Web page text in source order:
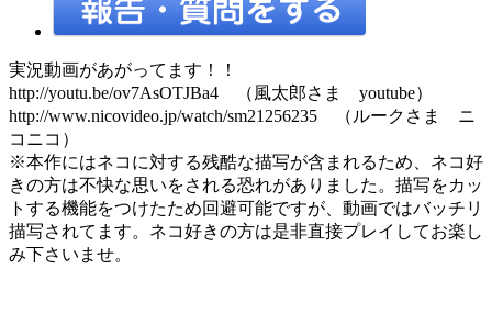
実況動画があがってます！！
http://youtu.be/ov7AsOTJBa4 （風太郎さま youtube）
http://www.nicovideo.jp/watch/sm21256235 （ルークさま ニ
コニコ）
※本作にはネコに対する残酷な描写が含まれるため、ネコ好
きの方は不快な思いをされる恐れがありました。描写をカッ
トする機能をつけたため回避可能ですが、動画ではバッチリ
描写されてます。ネコ好きの方は是非直接プレイしてお楽し
み下さいませ。